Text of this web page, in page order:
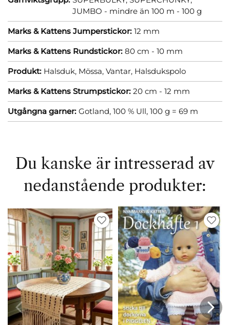
JUMBO - mindre än 100 m - 100 g
Marks & Kattens Jumperstickor: 12 mm
Marks & Kattens Rundstickor: 80 cm - 10 mm
Produkt: Halsduk, Mössa, Vantar, Halsdukspolo
Marks & Kattens Strumpstickor: 20 cm - 12 mm
Utgångna garner: Gotland, 100 % Ull, 100 g = 69 m
Du kanske är intresserad av
nedanstående produkter: